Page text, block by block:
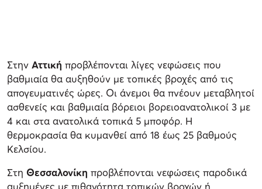
Στην Αττική προβλέπονται λίγες νεφώσεις που
βαθμιαία θα αυξηθούν με τοπικές βροχές από τις
απογευματινές ώρες. Οι άνεμοι θα πνέουν μεταβλητοί
ασθενείς και βαθμιαία βόρειοι βορειοανατολικοί 3 με
4 και στα ανατολικά τοπικά 5 μποφόρ. Η
θερμοκρασία θα κυμανθεί από 18 έως 25 βαθμούς
Κελσίου.
Στη Θεσσαλονίκη προβλέπονται νεφώσεις παροδικά